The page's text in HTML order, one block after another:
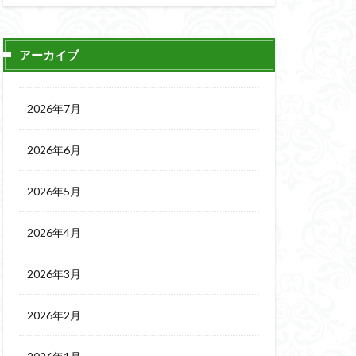
アーカイブ
2026年7月
2026年6月
2026年5月
2026年4月
2026年3月
2026年2月